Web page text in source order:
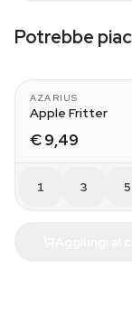
Potrebbe
AZARIUS
Apple Fritter
€ 9,49
1 3 5